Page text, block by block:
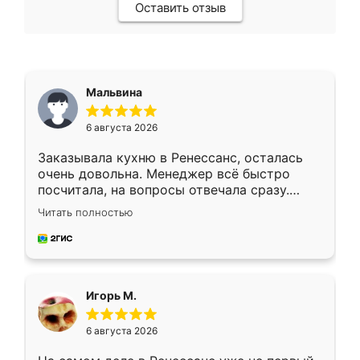
Оставить отзыв
Мальвина
6 августа 2026
Заказывала кухню в Ренессанс, осталась
очень довольна. Менеджер всё быстро
посчитала, на вопросы отвечала сразу.
Замерщик приехал в субботу, подошёл к
делу со всей ответственностью. Собрали
за день, ребята работали аккуратно, даже
Читать полностью
Игорь М.
6 августа 2026